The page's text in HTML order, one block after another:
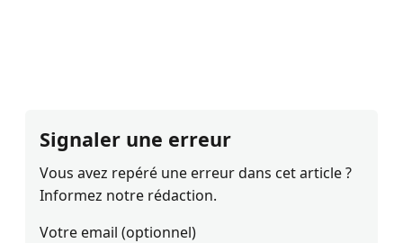
Signaler une erreur
Vous avez repéré une erreur dans cet article ?
Informez notre rédaction.
Votre email (optionnel)